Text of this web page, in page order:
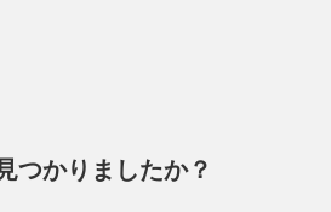
つかりましたか？